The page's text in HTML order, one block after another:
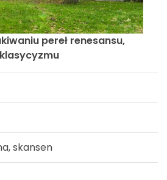
i pałaców - LGD Gromnik
skansen